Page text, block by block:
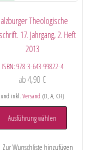
Theologische
17. Jahrgang, 2. Heft
2013
ISBN: 978-3-643-99822-4
ab4,90€
und inkl. Versand (D, A, CH)
Ausführung wählen